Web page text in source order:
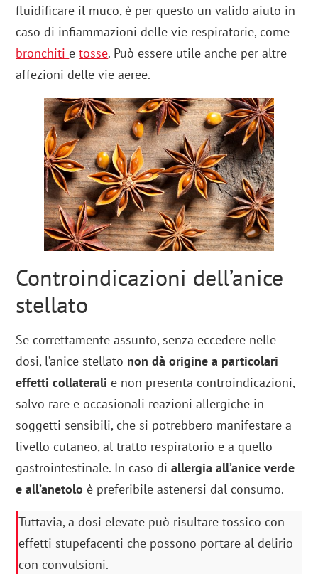
fluidificare il muco, è per questo un valido aiuto in
caso di infiammazioni delle vie respiratorie, come
bronchiti etosse. Può essere utile anche per altre
affezioni delle vie aeree.
Controindicazioni dell’anice
stellato
Se correttamente assunto, senza eccedere nelle
dosi, l’anice stellato non dà origine a particolari
effetti collaterali e non presenta controindicazioni,
salvo rare e occasionali reazioni allergiche in
soggetti sensibili, che si potrebbero manifestare a
livello cutaneo, al tratto respiratorio e a quello
gastrointestinale. In caso diallergia all’anice verde
e all’anetolo è preferibile astenersi dal consumo.
Tuttavia, a dosi elevate può risultare tossico con
effetti stupefacenti che possono portare al delirio
con convulsioni.